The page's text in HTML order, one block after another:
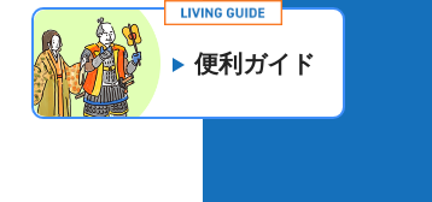
便利ガイド